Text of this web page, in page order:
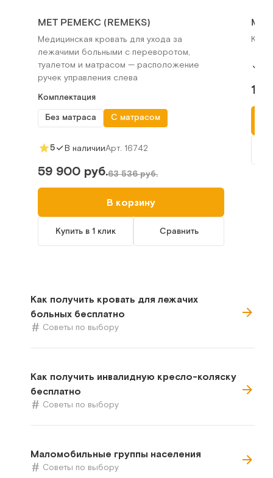
МЕТ РЕМЕКС (REMEKS)
Медицинская кровать для ухода за
лежачими больными с переворотом,
туалетом и матрасом — расположение
ручек управления слева
Комплектация
Без матраса
С матрасом
5 В наличииАрт. 16742
59 900 руб.63 536 руб.
В корзину
Купить в 1 клик Сравнить
Как получить кровать для лежачих
больных бесплатно
Советы по выбору
Как получить инвалидную кресло-коляску
бесплатно
Советы по выбору
Маломобильные группы населения
Советы по выбору